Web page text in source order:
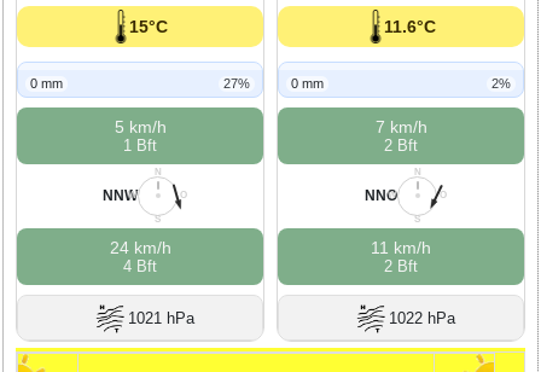
15°C
0 mm 27%
5 km/h
1 Bft
N
O
S
W
NNW
24 km/h
4 Bft
1021 hPa
11.6°C
0 mm 2%
7 km/h
2 Bft
N
O
S
W
NNO
11 km/h
2 Bft
1022 hPa